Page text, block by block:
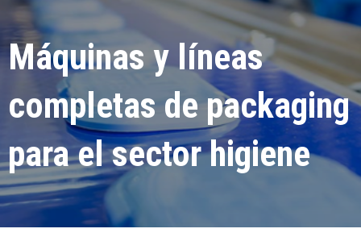
Máquinas y líneas
completas de packaging
para el sector higiene